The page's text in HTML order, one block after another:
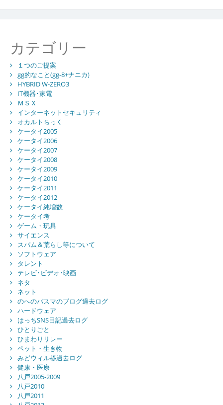
カテゴリー
１つのご提案
gg的なこと(gg-8+ナニカ)
HYBRID W-ZERO3
IT機器･家電
ＭＳＸ
インターネットセキュリティ
オカルトちっく
ケータイ2005
ケータイ2006
ケータイ2007
ケータイ2008
ケータイ2009
ケータイ2010
ケータイ2011
ケータイ2012
ケータイ純増数
ケータイ考
ゲーム・玩具
サイエンス
スパム＆荒らし等について
ソフトウェア
タレント
テレビ･ビデオ･映画
ネタ
ネット
のへのバスマのブログ過去ログ
ハードウェア
はっちSNS日記過去ログ
ひとりごと
ひまわりリレー
ペット・生き物
みどウィル移過去ログ
健康・医療
八戸2005-2009
八戸2010
八戸2011